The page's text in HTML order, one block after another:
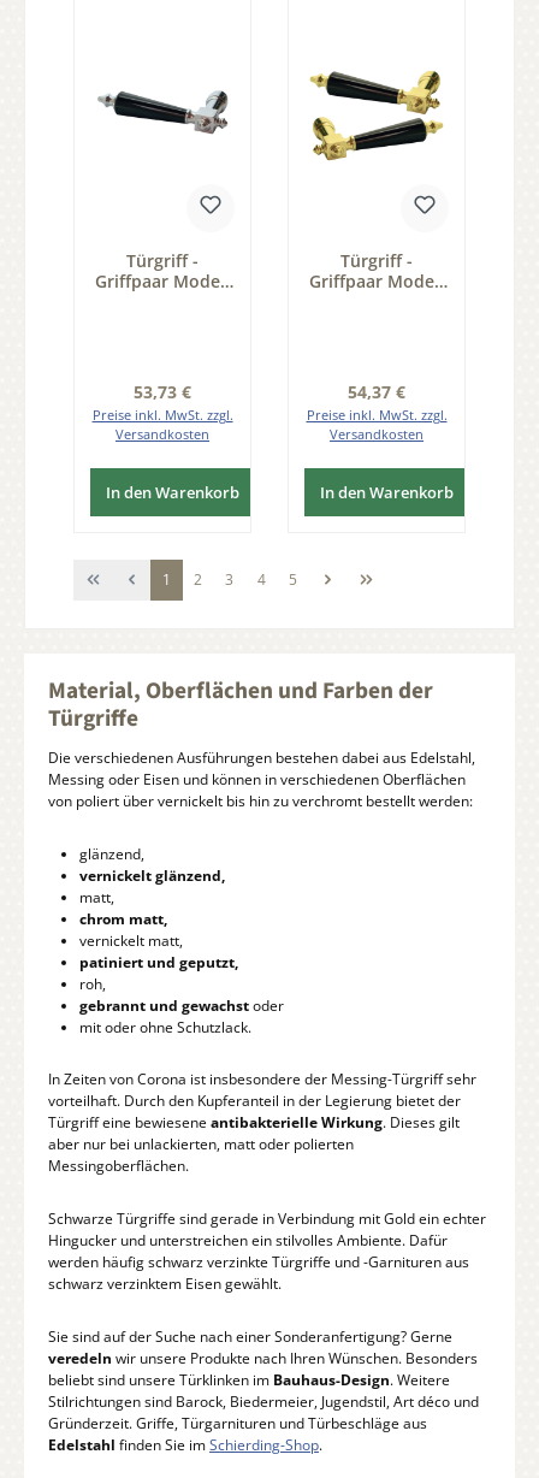
Türgriff -
Griffpaar Modell
mm
Regulärer Preis:
53,73 €
Preise inkl. MwSt. zzgl.
Versandkosten
In den Warenkorb
Türgriff -
Griffpaar Modell
Regulärer Preis:
54,37 €
Preise inkl. MwSt. zzgl.
Versandkosten
In den Warenkorb
Seite
1 Seite
2 Seite
3 Seite
4 Seite
5
Material, Oberflächen und Farben der
Türgriffe
Die verschiedenen Ausführungen bestehen dabei aus Edelstahl,
Messing oder Eisen und können in verschiedenen Oberflächen
von poliert über vernickelt bis hin zu verchromt bestellt werden:
glänzend,
vernickelt glänzend,
matt,
chrom matt,
vernickelt matt,
patiniert und geputzt,
roh,
gebrannt und gewachstoder
mit oder ohne Schutzlack.
In Zeiten von Corona ist insbesondere der Messing-Türgriff sehr
vorteilhaft. Durch den Kupferanteil in der Legierung bietet der
Türgriff eine bewiesene antibakterielle Wirkung. Dieses gilt
aber nur bei unlackierten, matt oder polierten
Messingoberflächen.
Schwarze Türgriffe sind gerade in Verbindung mit Gold ein echter
Hingucker und unterstreichen ein stilvolles Ambiente. Dafür
werden häufig schwarz verzinkte Türgriffe und -Garnituren aus
schwarz verzinktem Eisen gewählt.
Sie sind auf der Suche nach einer Sonderanfertigung? Gerne
veredeln wir unsere Produkte nach Ihren Wünschen. Besonders
beliebt sind unsere Türklinken im Bauhaus-Design. Weitere
Stilrichtungen sind Barock, Biedermeier, Jugendstil, Art déco und
Gründerzeit. Griffe, Türgarnituren und Türbeschläge aus
Edelstahl finden Sie imSchierding-Shop.